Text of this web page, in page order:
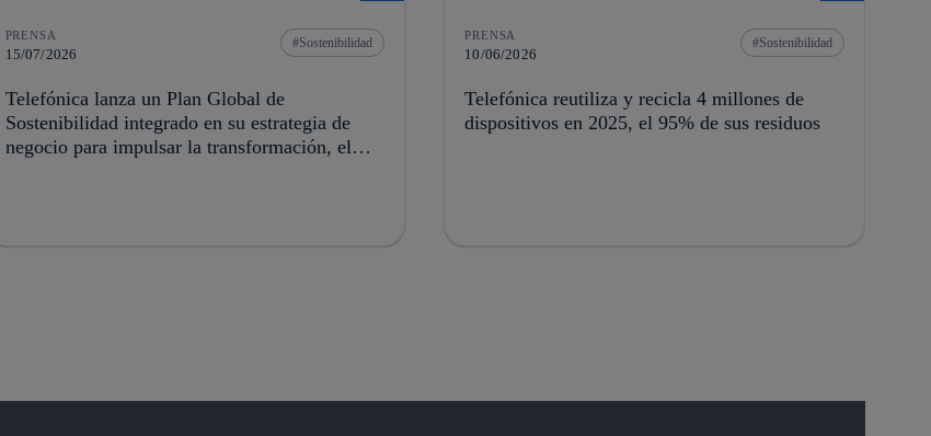
PRENSA
15/07/2026
Sostenibilidad
Telefónica lanza un Plan Global de
Sostenibilidad integrado en su estrategia de
negocio para impulsar la transformación, el
PRENSA
10/06/2026
Sostenibilidad
Telefónica reutiliza y recicla 4 millones de
dispositivos en 2025, el 95% de sus residuos